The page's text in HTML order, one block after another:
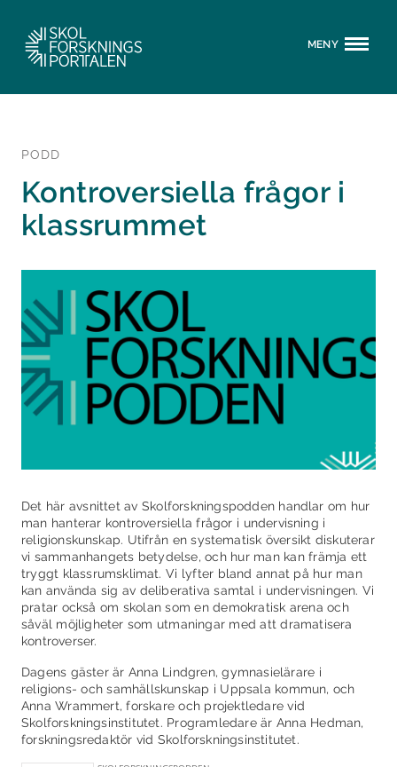
MENY
PODD
Kontroversiella frågor i
klassrummet
Det här avsnittet av Skolforskningspodden handlar om hur
man hanterar kontroversiella frågor i undervisning i
religionskunskap. Utifrån en systematisk översikt diskuterar
vi sammanhangets betydelse, och hur man kan främja ett
tryggt klassrumsklimat. Vi lyfter bland annat på hur man
kan använda sig av deliberativa samtal i undervisningen. Vi
pratar också om skolan som en demokratisk arena och
såväl möjligheter som utmaningar med att dramatisera
kontroverser.
Dagens gäster är Anna Lindgren, gymnasielärare i
religions- och samhällskunskap i Uppsala kommun, och
Anna Wrammert, forskare och projektledare vid
Skolforskningsinstitutet. Programledare är Anna Hedman,
forskningsredaktör vid Skolforskningsinstitutet.